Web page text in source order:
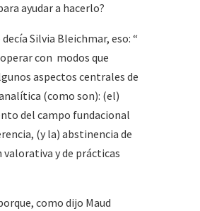
ayudar a hacerlo?
Silvia Bleichmar, eso: “
con modos que
aspectos centrales de
(como son): (el)
del campo fundacional
(y la) abstinencia de
y de prácticas
como dijo Maud